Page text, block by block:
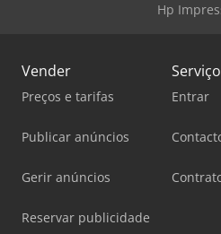
Hp
Vender
Preços e tarifas
Publicar anúncios
Gerir anúncios
Reservar publicidade
Entrar